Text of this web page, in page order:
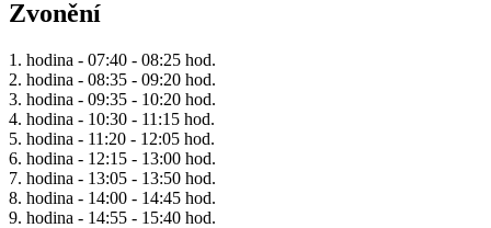
Zvonění
1. hodina - 07:40 - 08:25 hod.
2. hodina - 08:35 - 09:20 hod.
3. hodina - 09:35 - 10:20 hod.
4. hodina - 10:30 - 11:15 hod.
5. hodina - 11:20 - 12:05 hod.
6. hodina - 12:15 - 13:00 hod.
7. hodina - 13:05 - 13:50 hod.
8. hodina - 14:00 - 14:45 hod.
9. hodina - 14:55 - 15:40 hod.